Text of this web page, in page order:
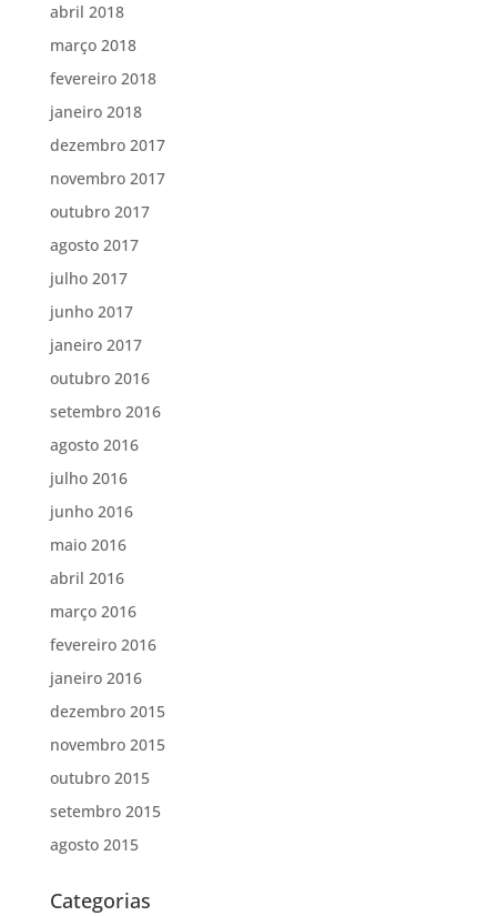
abril 2018
março 2018
fevereiro 2018
janeiro 2018
dezembro 2017
novembro 2017
outubro 2017
agosto 2017
julho 2017
junho 2017
janeiro 2017
outubro 2016
setembro 2016
agosto 2016
julho 2016
junho 2016
maio 2016
abril 2016
março 2016
fevereiro 2016
janeiro 2016
dezembro 2015
novembro 2015
outubro 2015
setembro 2015
agosto 2015
Categorias